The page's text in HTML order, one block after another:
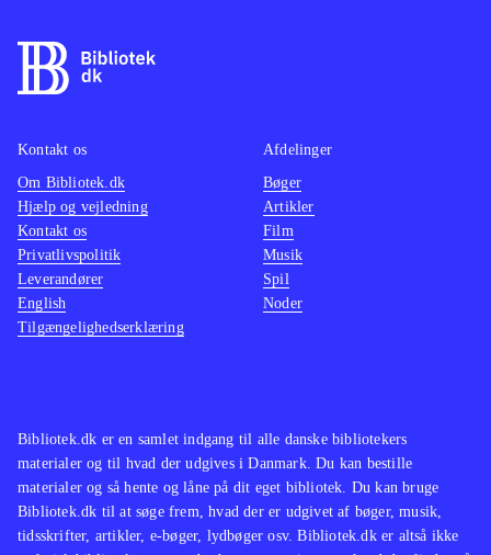
Bibliotek.dk er en samlet indgang til alle danske bibliotekers
materialer og til hvad der udgives i Danmark. Du kan bestille
materialer og så hente og låne på dit eget bibliotek. Du kan bruge
Bibliotek.dk til at søge frem, hvad der er udgivet af bøger, musik,
tidsskrifter, artikler, e-bøger, lydbøger osv. Bibliotek.dk er altså ikke
Kontakt os
Om Bibliotek.dk
Hjælp og vejledning
Kontakt os
Privatlivspolitik
Leverandører
English
Tilgængelighedserklæring
Afdelinger
Bøger
Artikler
Film
Musik
Spil
Noder